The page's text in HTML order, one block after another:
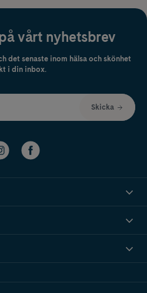
vårt nyhetsbrev
det senaste inom hälsa och skönhet
i din inbox.
Skicka